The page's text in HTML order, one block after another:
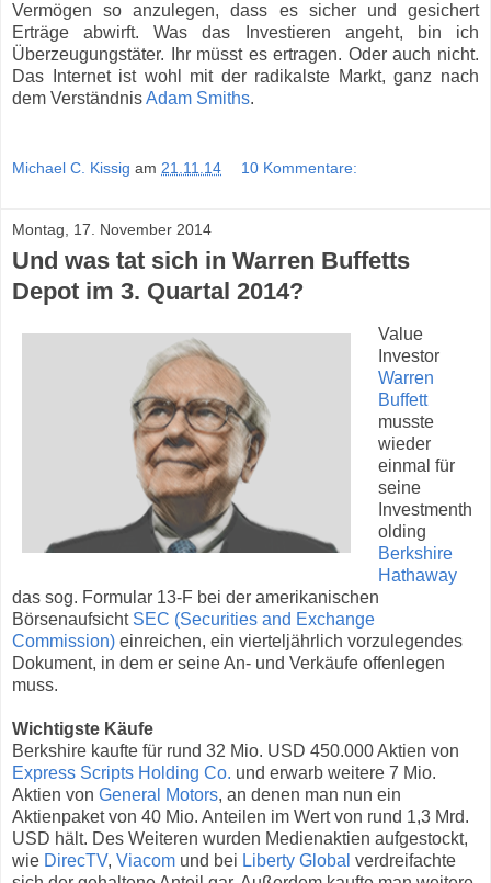
Vermögen so anzulegen, dass es sicher und gesichert
Erträge abwirft. Was das Investieren angeht, bin ich
Überzeugungstäter. Ihr müsst es ertragen. Oder auch nicht.
Das Internet ist wohl mit der radikalste Markt, ganz nach
dem VerständnisAdam Smiths.
Michael C. Kissig am 21.11.14 10 Kommentare:
Montag, 17. November 2014
Und was tat sich in Warren Buffetts
Depot im 3. Quartal 2014?
Value
Investor
Warren
Buffett
musste
wieder
einmal für
seine
Investmenth
olding
Berkshire
Hathaway
das sog. Formular 13-F bei der amerikanischen
Börsenaufsicht SEC (Securities and Exchange
Commission) einreichen, ein vierteljährlich vorzulegendes
Dokument, in dem er seine An- und Verkäufe offenlegen
muss.
Wichtigste Käufe
Berkshire kaufte für rund 32 Mio. USD 450.000 Aktien von
Express Scripts Holding Co. und erwarb weitere 7 Mio.
Aktien von General Motors, an denen man nun ein
Aktienpaket von 40 Mio. Anteilen im Wert von rund 1,3 Mrd.
USD hält. Des Weiteren wurden Medienaktien aufgestockt,
wie DirecTV, Viacom und bei Liberty Global verdreifachte